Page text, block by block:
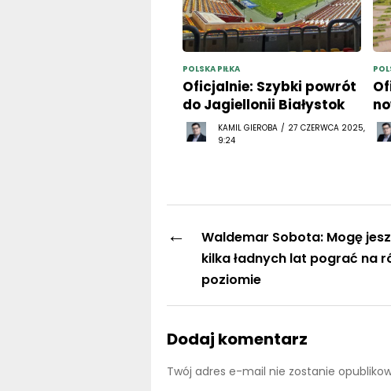
POLSKA PIŁKA
Oficjalnie: Szybki powrót
do Jagiellonii Białystok
KAMIL GIEROBA / 27 CZERWCA 2025,
9:24
←
Waldemar Sobota: Mogę
kilka ładnych lat pograć na
poziomie
Dodaj komentarz
Twój adres e-mail nie zostanie